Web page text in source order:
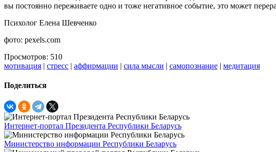
вы постоянно переживаете одно и тоже негативное событие, это может
Психолог Елена Шевченко
фото: pexels.com
Просмотров: 510
мотивация | стресс | аффирмации | сила мысли | самопознание | медитация
Поделиться
Интернет-портал Президента Республики Беларусь
Министерство информации Республики Беларусь